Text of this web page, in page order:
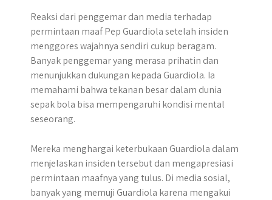
Reaksi dari penggemar dan media terhadap
permintaan maaf Pep Guardiola setelah insiden
menggores wajahnya sendiri cukup beragam.
Banyak penggemar yang merasa prihatin dan
menunjukkan dukungan kepada Guardiola. Ia
memahami bahwa tekanan besar dalam dunia
sepak bola bisa mempengaruhi kondisi mental
seseorang.
Mereka menghargai keterbukaan Guardiola dalam
menjelaskan insiden tersebut dan mengapresiasi
permintaan maafnya yang tulus. Di media sosial,
banyak yang memuji Guardiola karena mengakui